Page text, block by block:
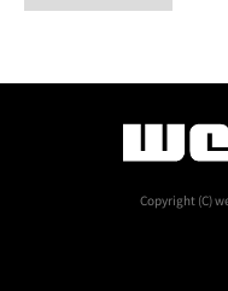
Copyright (C)